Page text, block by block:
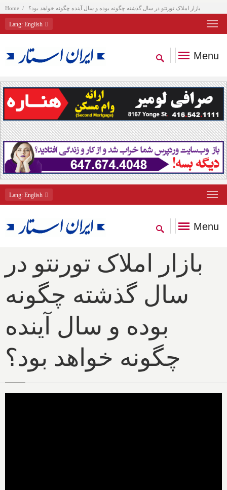
Home بازار املاک تورنتو در سال گذشته چگونه بوده و سال آینده چگونه خواهد بود؟
Lang: English
Menu
Lang: English
Menu
بازار املاک تورنتو در
سال گذشته چگونه
بوده و سال آینده
چگونه خواهد بود؟